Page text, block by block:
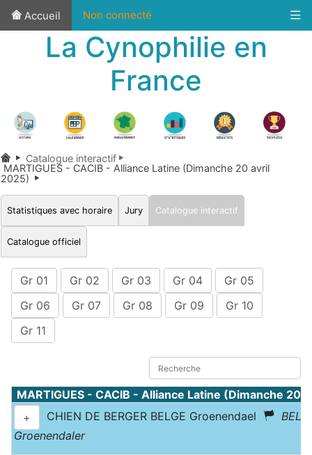
Accueil Non connecté
La Cynophilie en
France
Catalogue interactif
MARTIGUES - CACIB - Alliance Latine (Dimanche 20 avril
2025)
Statistiques avec horaire Jury Catalogue interactif
Catalogue officiel
Gr 01 Gr 02 Gr 03 Gr 04
Gr 05
Gr 06
Gr 07 Gr 08 Gr 09
Gr 10
Gr 11
MARTIGUES - CACIB - Alliance Latine (Dimanche
+
CHIEN DE BERGER BELGE Groenendael
Groenendaler